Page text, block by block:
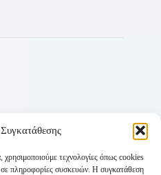
Συγκατάθεσης
χρησιμοποιούμε τεχνολογίες όπως cookies
πληροφορίες συσκευών. Η συγκατάθεση